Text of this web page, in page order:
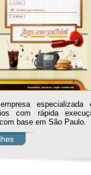
especializada
com rápida
base em São Paulo.